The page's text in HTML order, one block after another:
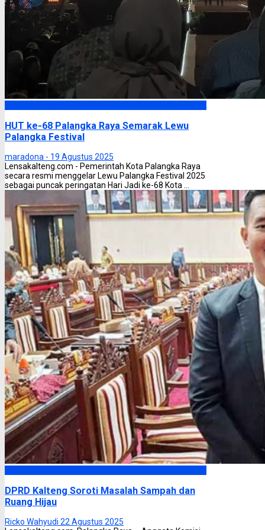
HUT ke-68 Palangka Raya Semarak Lewu
Palangka Festival
maradona - 19 Agustus 2025
Lensakalteng.com - Pemerintah Kota Palangka Raya
secara resmi menggelar Lewu Palangka Festival 2025
sebagai puncak peringatan Hari Jadi ke-68 Kota ...
DPRD Kalteng Soroti Masalah Sampah dan
Ruang Hijau
Ricko Wahyudi 22 Agustus 2025